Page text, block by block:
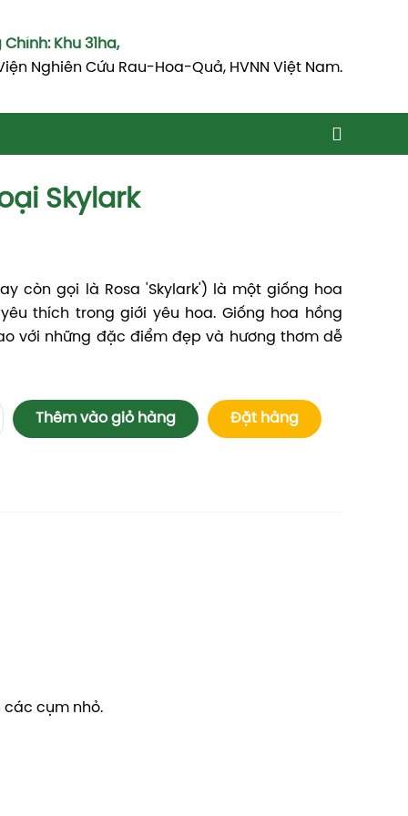
Khu 31ha,
Nghiên Cứu Rau-Hoa-Quả, HVNN Việt Nam.
Skylark
còn gọi là Rosa 'Skylark') là một giống hoa
thích trong giới yêu hoa. Giống hoa hồng
với những đặc điểm đẹp và hương thơm dễ
Thêm vào giỏ hàng Đặt hàng